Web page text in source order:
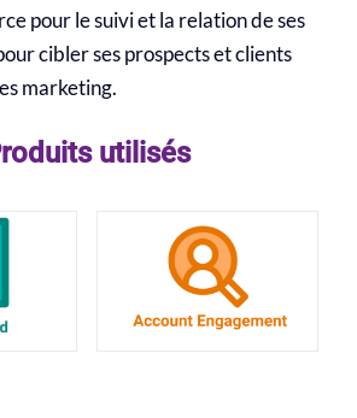
Nos services
pour le suivi et la relation de ses
cibler ses prospects et clients
marketing.
utilisés